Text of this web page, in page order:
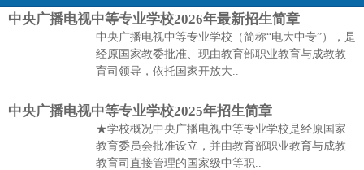
中央广播电视中等专业学校2026年最新招生简章
中央广播电视中等专业学校（简称“电大中专”），是
经原国家教委批准、现由教育部职业教育与成教教
育司领导，依托国家开放大..
中央广播电视中等专业学校2025年招生简章
★学校概况中央广播电视中等专业学校是经原国家
教育委员会批准设立，并由教育部职业教育与成教
教育司直接管理的国家级中等职..